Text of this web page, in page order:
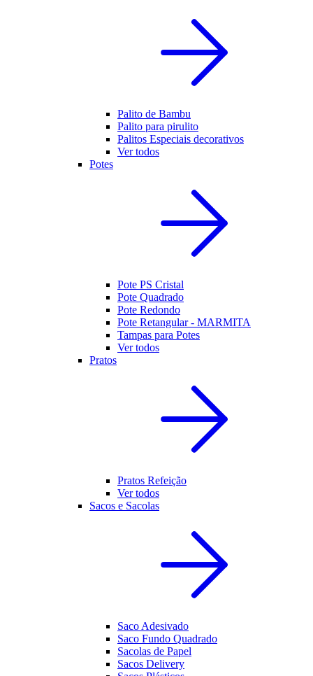
Palito de Bambu
Palito para pirulito
Palitos Especiais decorativos
Ver todos
Potes
Pote PS Cristal
Pote Quadrado
Pote Redondo
Pote Retangular - MARMITA
Tampas para Potes
Ver todos
Pratos
Pratos Refeição
Ver todos
Sacos e Sacolas
Saco Adesivado
Saco Fundo Quadrado
Sacolas de Papel
Sacos Delivery